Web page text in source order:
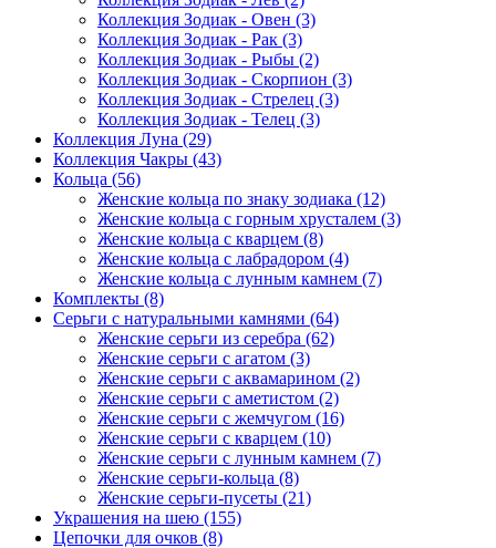
Коллекция Зодиак - Овен (3)
Коллекция Зодиак - Рак (3)
Коллекция Зодиак - Рыбы (2)
Коллекция Зодиак - Скорпион (3)
Коллекция Зодиак - Стрелец (3)
Коллекция Зодиак - Телец (3)
Коллекция Луна (29)
Коллекция Чакры (43)
Кольца (56)
Женские кольца по знаку зодиака (12)
Женские кольца с горным хрусталем (3)
Женские кольца с кварцем (8)
Женские кольца с лабрадором (4)
Женские кольца с лунным камнем (7)
Комплекты (8)
Серьги с натуральными камнями (64)
Женские серьги из серебра (62)
Женские серьги с агатом (3)
Женские серьги с аквамарином (2)
Женские серьги с аметистом (2)
Женские серьги с жемчугом (16)
Женские серьги с кварцем (10)
Женские серьги с лунным камнем (7)
Женские серьги-кольца (8)
Женские серьги-пусеты (21)
Украшения на шею (155)
Цепочки для очков (8)